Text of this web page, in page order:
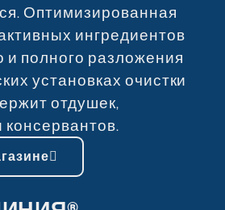
Оптимизированная
ингредиентов
и полного разложения
установках очистки
отдушек,
консервантов.